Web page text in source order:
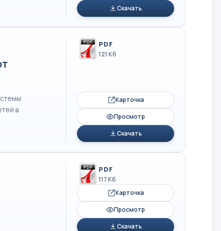
Скачать
в
PDF
121 Кб
Карточка
Просмотр
Скачать
PDF
117 Кб
Карточка
Просмотр
Скачать